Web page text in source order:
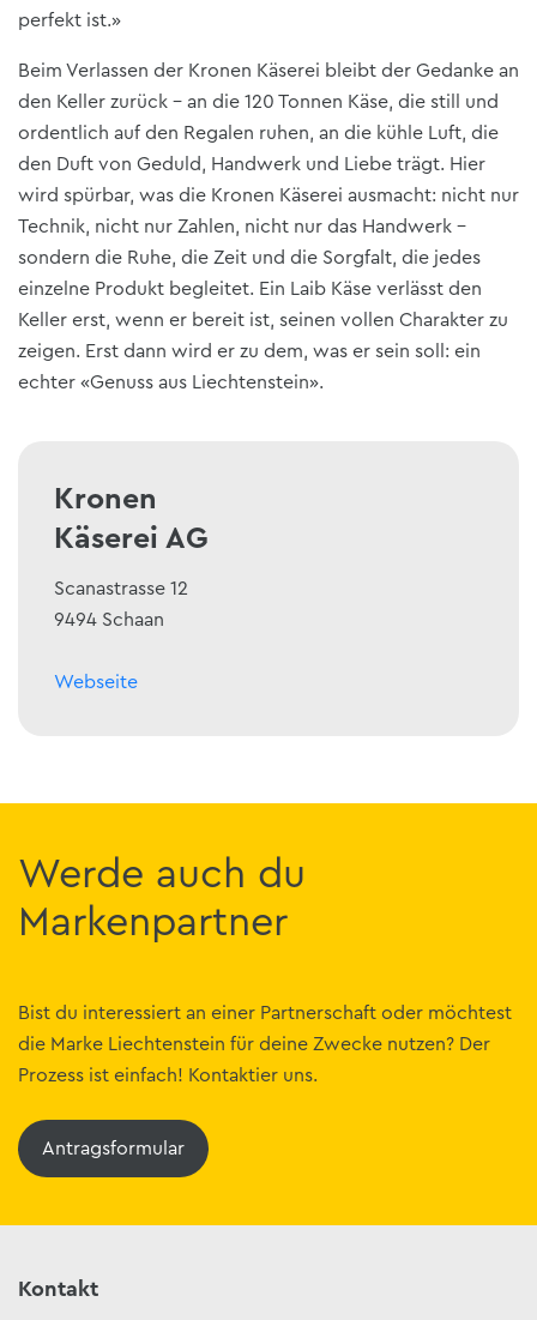
perfekt ist.»
Beim Verlassen der Kronen Käserei bleibt der Gedanke an
den Keller zurück – an die 120 Tonnen Käse, die still und
ordentlich auf den Regalen ruhen, an die kühle Luft, die
den Duft von Geduld, Handwerk und Liebe trägt. Hier
wird spürbar, was die Kronen Käserei ausmacht: nicht nur
Technik, nicht nur Zahlen, nicht nur das Handwerk –
sondern die Ruhe, die Zeit und die Sorgfalt, die jedes
einzelne Produkt begleitet. Ein Laib Käse verlässt den
Keller erst, wenn er bereit ist, seinen vollen Charakter zu
zeigen. Erst dann wird er zu dem, was er sein soll: ein
echter «Genuss aus Liechtenstein».
Kronen
Käserei AG
Scanastrasse 12
9494 Schaan
Webseite
Werde auch du
Markenpartner
Bist du interessiert an einer Partnerschaft oder möchtest
die Marke Liechtenstein für deine Zwecke nutzen? Der
Prozess ist einfach! Kontaktier uns.
Antragsformular
Kontakt